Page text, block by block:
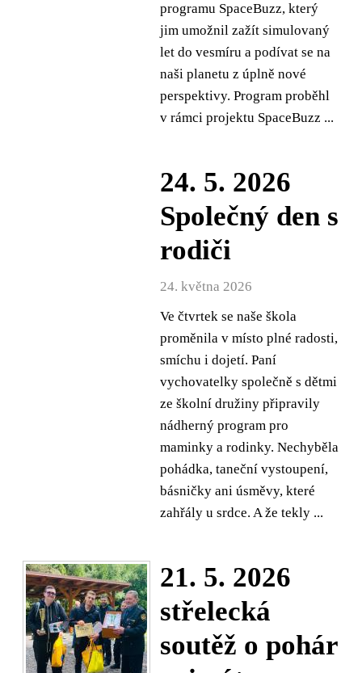
programu SpaceBuzz, který
jim umožnil zažít simulovaný
let do vesmíru a podívat se na
naši planetu z úplně nové
perspektivy. Program proběhl
v rámci projektu SpaceBuzz ...
24. 5. 2026
Společný den s
rodiči
24. května 2026
Ve čtvrtek se naše škola
proměnila v místo plné radosti,
smíchu i dojetí. Paní
vychovatelky společně s dětmi
ze školní družiny připravily
nádherný program pro
maminky a rodinky. Nechyběla
pohádka, taneční vystoupení,
básničky ani úsměvy, které
zahřály u srdce. A že tekly ...
21. 5. 2026
střelecká
soutěž o pohár